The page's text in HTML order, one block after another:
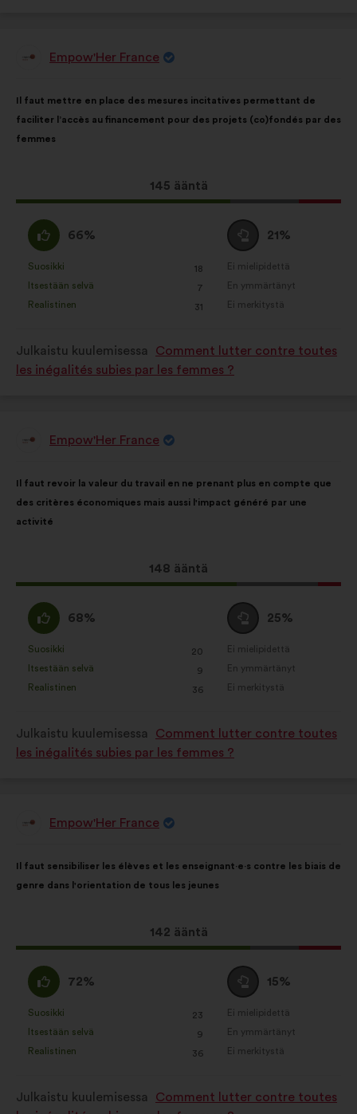
EhdotusEmpow'Her France
sisältö:
Il faut mettre en place des mesures incitatives permettant de
faciliter l’accès au financement pour des projets (co)fondés par des
femmes
Tämä
ehdotus
145 ääntä
jakautuminen:
samaa
mieltä
:
66%
seuraavasti:
Suosikki
: 18
kertaa
Itsestään selvä
: 7
kertaa
Realistinen
: 31
kertaa
Äänestä
tyhjää
:
21%
seuraavasti:
Ei mielipidettä
:kertaa
En ymmärtänyt
:kertaa
Ei merkitystä
:kertaa
Julkaistu kuulemisessa
Comment lutter contre toutes
les inégalités subies par les femmes ?
EhdotusEmpow'Her France
sisältö:
Il faut revoir la valeur du travail en ne prenant plus en compte que
des critères économiques mais aussi l'impact généré par une
activité
Tämä
ehdotus
148 ääntä
jakautuminen:
samaa
mieltä
:
68%
seuraavasti:
Suosikki
: 20
kertaa
Itsestään selvä
: 9
kertaa
Realistinen
: 36
kertaa
Äänestä
tyhjää
:
25%
seuraavasti:
Ei mielipidettä
:kertaa
En ymmärtänyt
:kertaa
Ei merkitystä
:kertaa
Julkaistu kuulemisessa
Comment lutter contre toutes
les inégalités subies par les femmes ?
EhdotusEmpow'Her France
sisältö:
Il faut sensibiliser les élèves et les enseignant·e·s contre les biais de
genre dans l'orientation de tous les jeunes
Tämä
ehdotus
142 ääntä
jakautuminen:
samaa
mieltä
:
72%
seuraavasti:
Suosikki
: 23
kertaa
Itsestään selvä
: 9
kertaa
Realistinen
: 36
kertaa
Äänestä
tyhjää
:
15%
seuraavasti:
Ei mielipidettä
:kertaa
En ymmärtänyt
:kertaa
Ei merkitystä
:kertaa
Julkaistu kuulemisessa
Comment lutter contre toutes